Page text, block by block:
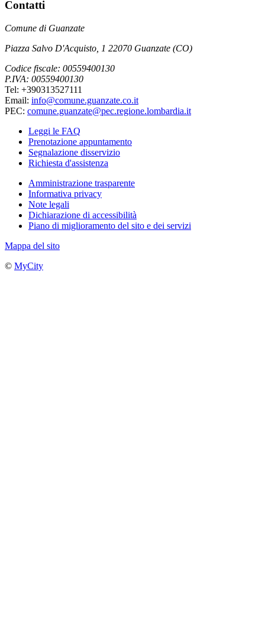
Contatti
Comune di Guanzate
Piazza Salvo D'Acquisto, 1 22070 Guanzate (CO)
Codice fiscale: 00559400130
P.IVA: 00559400130
Tel: +390313527111
Email: info@comune.guanzate.co.it
PEC: comune.guanzate@pec.regione.lombardia.it
Leggi le FAQ
Prenotazione appuntamento
Segnalazione disservizio
Richiesta d'assistenza
Amministrazione trasparente
Informativa privacy
Note legali
Dichiarazione di accessibilità
Piano di miglioramento del sito e dei servizi
Mappa del sito
© MyCity